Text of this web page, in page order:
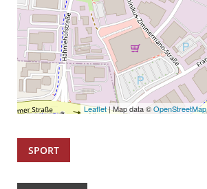
Leaflet| Map data ©OpenStreetMap
SPORT